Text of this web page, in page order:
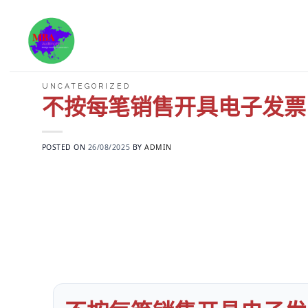
content
UNCATEGORIZED
不按每笔销售开具电子发
POSTED ON 26/08/2025 BYADMIN